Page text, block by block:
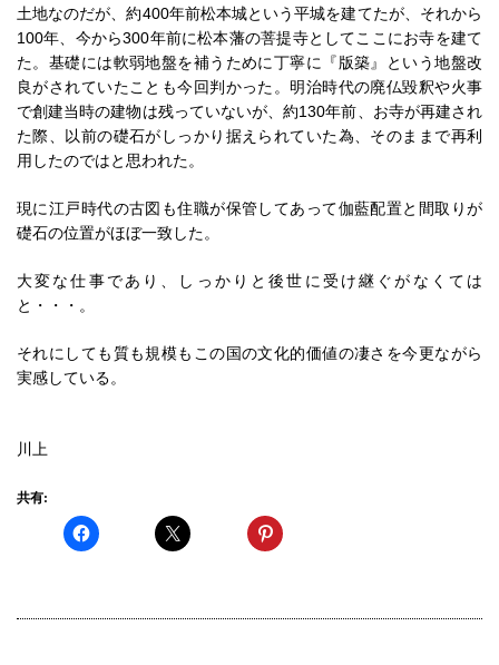
土地なのだが、約400年前松本城という平城を建てたが、それから
100年、今から300年前に松本藩の菩提寺としてここにお寺を建て
た。基礎には軟弱地盤を補うために丁寧に『版築』という地盤改
良がされていたことも今回判かった。明治時代の廃仏毀釈や火事
で創建当時の建物は残っていないが、約130年前、お寺が再建され
た際、以前の礎石がしっかり据えられていた為、そのままで再利
用したのではと思われた。
現に江戸時代の古図も住職が保管してあって伽藍配置と間取りが
礎石の位置がほぼ一致した。
大変な仕事であり、しっかりと後世に受け継ぐがなくては
と・・・。
それにしても質も規模もこの国の文化的価値の凄さを今更ながら
実感している。
川上
共有: